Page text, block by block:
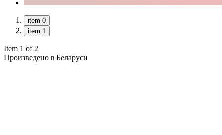
item 0
item 1
Item 1 of 2
Произведено в Беларуси